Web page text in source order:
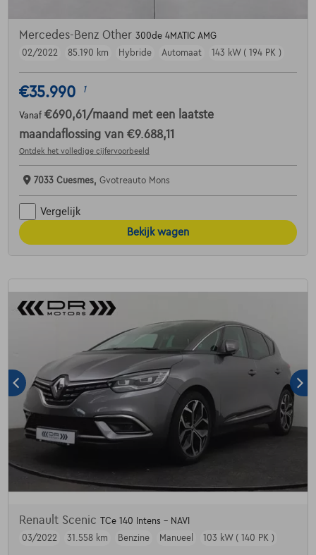
Mercedes-Benz Other 300de 4MATIC AMG
02/2022
85.190 km Hybride Automaat 143 kW ( 194 PK )
€35.990 1
Vanaf €690,61 /maand met een laatste
maandaflossing van €9.688,11
Ontdek het volledige cijfervoorbeeld
7033 Cuesmes, Gvotreauto Mons
Vergelijk
Bekijk wagen
Renault Scenic TCe 140 Intens - NAVI
03/2022
31.558 km Benzine Manueel 103 kW ( 140 PK )